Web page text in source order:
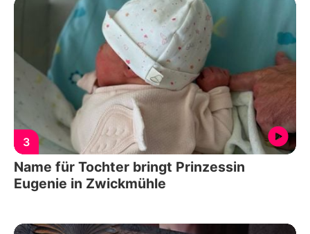
3
Name für Tochter bringt Prinzessin
Eugenie in Zwickmühle